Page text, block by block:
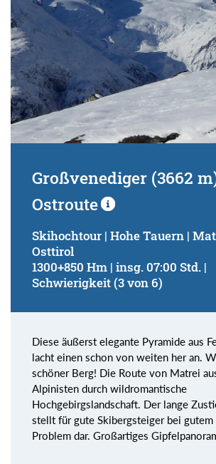
von
bis
Suchbegriff:
Großvenediger (3662
Ostroute
Skihochtour | Hohe Tauern |
Osttirol
1300+850 Hm | insg. 07:00 Std. |
Schwierigkeit (3 von 6)
Diese äußerst elegante Pyramide aus
lacht einen schon von weiten her an.
schöner Berg! Die Route von Matrei
Alpinisten durch wildromantische
Hochgebirgslandschaft. Der lange
stellt für gute Skibergsteiger bei
Problem dar. Großartiges